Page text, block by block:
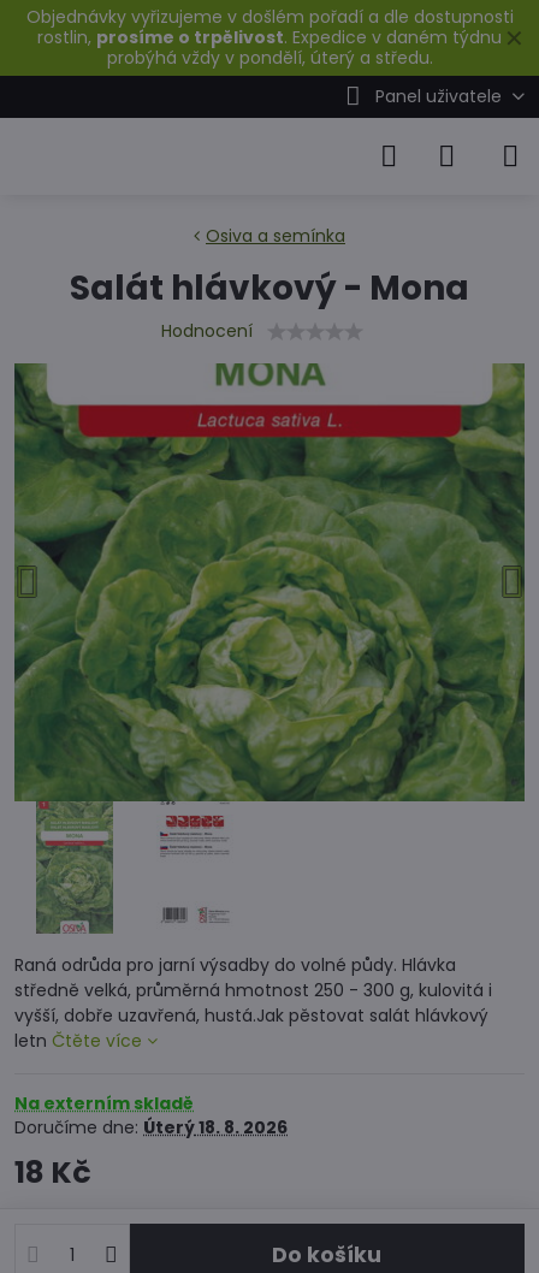
✕
Objednávky vyřizujeme v došlém pořadí a dle dostupnosti
rostlin, prosíme o trpělivost. Expedice v daném týdnu
probýhá vždy v pondělí, úterý a středu.
Panel uživatele
Osiva a semínka
Salát hlávkový - Mona
Hodnocení
Raná odrůda pro jarní výsadby do volné půdy. Hlávka
středně velká, průměrná hmotnost 250 - 300 g, kulovitá i
vyšší, dobře uzavřená, hustá.Jak pěstovat salát hlávkový
letn Čtěte více
Na externím skladě
Doručíme dne: Úterý18. 8. 2026
18 Kč
Do košíku